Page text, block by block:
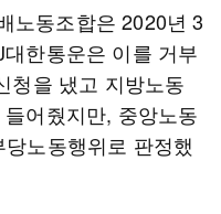
노동조합은 2020년 3
한통운은 이를 거부
청을 냈고 지방노동
어줬지만, 중앙노동
노동행위로 판정했